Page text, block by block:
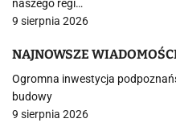
naszego regi…
9 sierpnia 2026
NAJNOWSZE
Ogromna inwestycja
budowy
9 sierpnia 2026